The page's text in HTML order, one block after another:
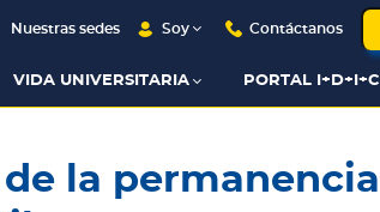
Nuestras sedes Soy Contáctanos
VIDA UNIVERSITARIA PORTAL I+D+I+C
la permanencia